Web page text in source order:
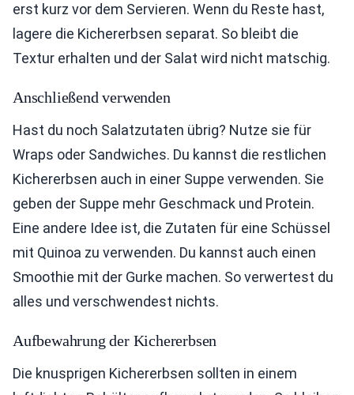
erst kurz vor dem Servieren. Wenn du Reste hast,
lagere die Kichererbsen separat. So bleibt die
Textur erhalten und der Salat wird nicht matschig.
Anschließend verwenden
Hast du noch Salatzutaten übrig? Nutze sie für
Wraps oder Sandwiches. Du kannst die restlichen
Kichererbsen auch in einer Suppe verwenden. Sie
geben der Suppe mehr Geschmack und Protein.
Eine andere Idee ist, die Zutaten für eine Schüssel
mit Quinoa zu verwenden. Du kannst auch einen
Smoothie mit der Gurke machen. So verwertest du
alles und verschwendest nichts.
Aufbewahrung der Kichererbsen
Die knusprigen Kichererbsen sollten in einem